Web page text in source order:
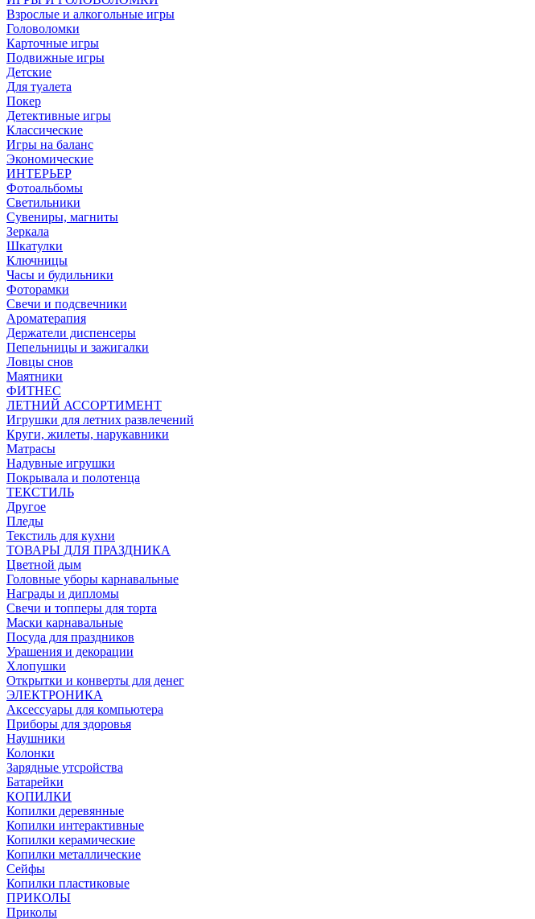
Взрослые и алкогольные игры
Головоломки
Карточные игры
Подвижные игры
Детские
Для туалета
Покер
Детективные игры
Классические
Игры на баланс
Экономические
ИНТЕРЬЕР
Фотоальбомы
Светильники
Сувениры, магниты
Зеркала
Шкатулки
Ключницы
Часы и будильники
Фоторамки
Свечи и подсвечники
Ароматерапия
Держатели диспенсеры
Пепельницы и зажигалки
Ловцы снов
Маятники
ФИТНЕС
ЛЕТНИЙ АССОРТИМЕНТ
Игрушки для летних развлечений
Круги, жилеты, нарукавники
Матрасы
Надувные игрушки
Покрывала и полотенца
ТЕКСТИЛЬ
Другое
Пледы
Текстиль для кухни
ТОВАРЫ ДЛЯ ПРАЗДНИКА
Цветной дым
Головные уборы карнавальные
Награды и дипломы
Свечи и топперы для торта
Маски карнавальные
Посуда для праздников
Урашения и декорации
Хлопушки
Открытки и конверты для денег
ЭЛЕКТРОНИКА
Аксессуары для компьютера
Приборы для здоровья
Наушники
Колонки
Зарядные утсройства
Батарейки
КОПИЛКИ
Копилки деревянные
Копилки интерактивные
Копилки керамические
Копилки металлические
Сейфы
Копилки пластиковые
ПРИКОЛЫ
Приколы